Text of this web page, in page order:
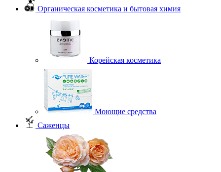
Органическая косметика и бытовая химия
Корейская косметика
Моющие средства
Саженцы